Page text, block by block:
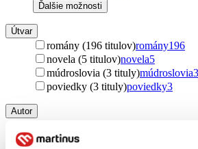
Ďalšie možnosti
Útvar
romány (196 titulov)romány196
novela (5 titulov)novela5
múdroslovia (3 tituly)múdroslovia3
poviedky (3 tituly)poviedky3
Autor
Charlotte Bronte (86 titulov)